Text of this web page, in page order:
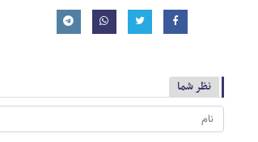
نظر شما